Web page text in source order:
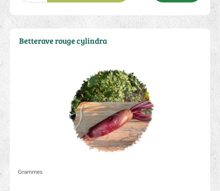
Grammes
Betterave rouge cylindra